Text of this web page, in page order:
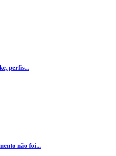
perfis...
não foi...